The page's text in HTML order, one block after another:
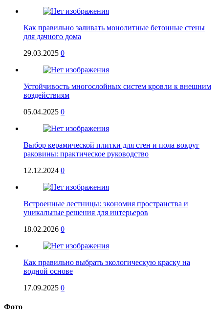
Как правильно заливать монолитные бетонные стены
для дачного дома
29.03.2025 0
Устойчивость многослойных систем кровли к внешним
воздействиям
05.04.2025 0
Выбор керамической плитки для стен и пола вокруг
раковины: практическое руководство
12.12.2024 0
Встроенные лестницы: экономия пространства и
уникальные решения для интерьеров
18.02.2026 0
Как правильно выбрать экологическую краску на
водной основе
17.09.2025 0
Фото